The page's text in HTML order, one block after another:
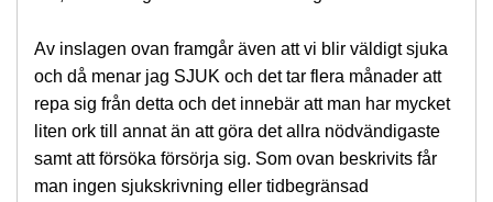
Av inslagen ovan framgår även att vi blir väldigt sjuka
och då menar jag SJUK och det tar flera månader att
repa sig från detta och det innebär att man har mycket
liten ork till annat än att göra det allra nödvändigaste
samt att försöka försörja sig. Som ovan beskrivits får
man ingen sjukskrivning eller tidbegränsad